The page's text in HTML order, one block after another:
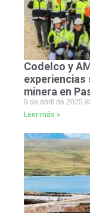
Codelco y
experiencias
minera en
9 de abril de 2025
Leer más »